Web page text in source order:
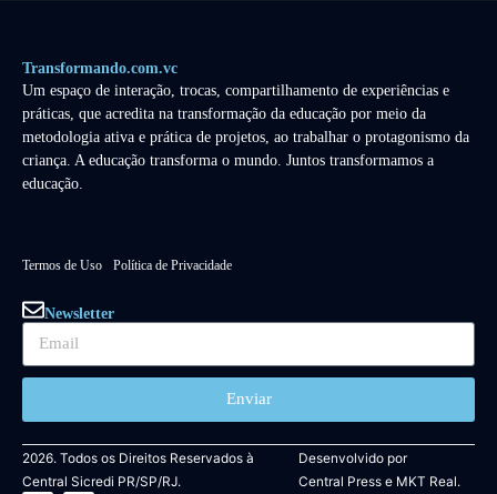
Transformando.com.vc
Um espaço de interação, trocas, compartilhamento de experiências e
práticas, que acredita na transformação da educação por meio da
metodologia ativa e prática de projetos, ao trabalhar o protagonismo da
criança. A educação transforma o mundo. Juntos transformamos a
educação.
Termos de Uso Política de Privacidade
Newsletter
Enviar
2026. Todos os Direitos Reservados à
Central Sicredi PR/SP/RJ.
Desenvolvido por
Central Presse MKT Real.